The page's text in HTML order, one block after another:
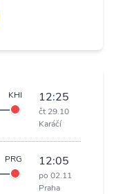
KHI 12:25
čt 29.10
Karáčí
PRG 12:05
po 02.11
Praha